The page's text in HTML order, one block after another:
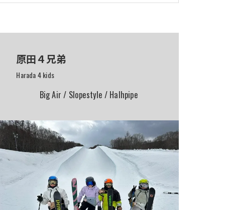
原田４兄弟
Harada 4 kids
Big Air / Slopestyle / Halhpipe